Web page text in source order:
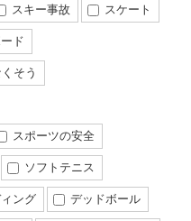
スキー事故
スケート
ド
そう
スポーツの安全
ソフトテニス
ング
デッドボール